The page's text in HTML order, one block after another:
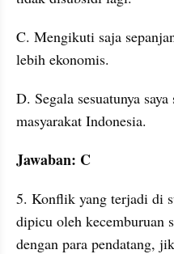
C. Mengikuti saja
lebih ekonomis.
D. Segala sesuatunya
masyarakat Indonesia.
Jawaban: C
5. Konflik yang terjadi di
dipicu oleh kecemburuan
dengan para pendatang,